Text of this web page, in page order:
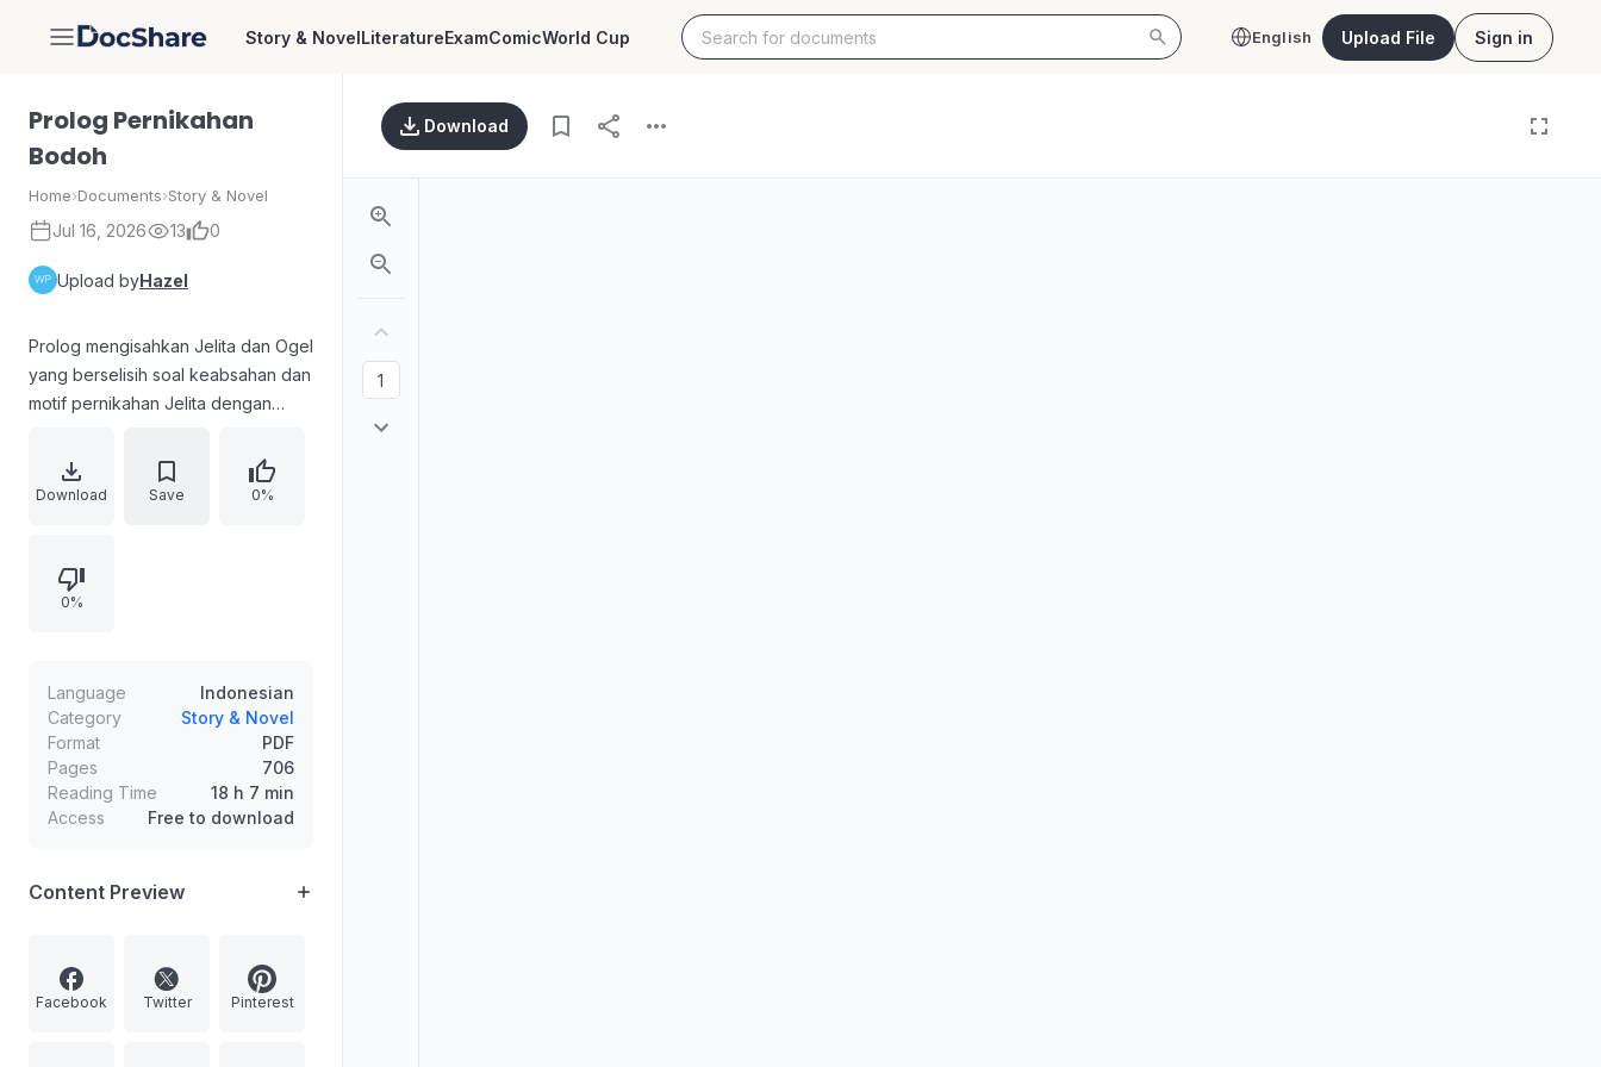
DocShare Story & NovelLiteratureExamComicWorld Cup English Upload File Sign in
Prolog Pernikahan
Bodoh
Home›Documents›Story & Novel
Jul 16, 2026 13 0
Upload byHazel
Prolog mengisahkan Jelita dan Ogel
yang berselisih soal keabsahan dan
motif pernikahan Jelita dengan
calon anak dan klaim pengakuan.
Ogel mendesak tindakan hukum
kebenaran dan dampaknya pada
keutuhan keluarga. Bagian
dengan gangguan intim yang
menimbulkan kebingungan dan
kecurigaan.
Download Save 0%
0%
Language
Indonesian
Category
Story & Novel
Format
PDF
Pages
706
Reading Time
18 h 7 min
Access
Free to download
Content Preview
Facebook Twitter Pinterest
Download